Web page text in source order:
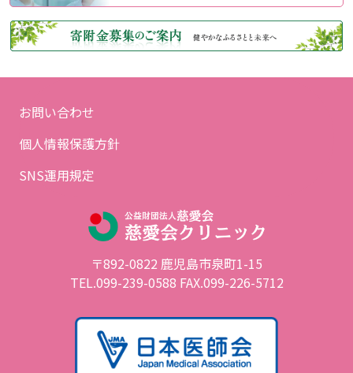
お問い合わせ
個人情報保護方針
SNS運用規定
〒892-0822 鹿児島市泉町1-15
TEL.099-239-0588 FAX.099-226-5712